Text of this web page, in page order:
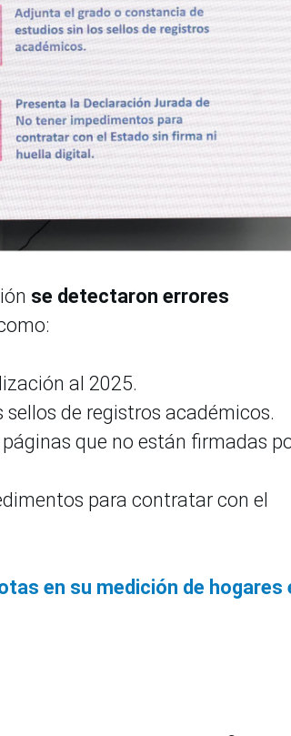
se detectaron errores
al 2025.
de registros académicos.
que no están firmadas
para contratar con el
en su medición de hogares